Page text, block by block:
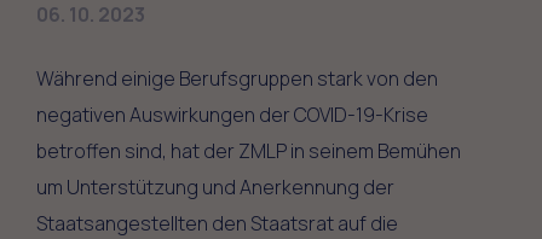
06. 10. 2023
Während einige Berufsgruppen stark von den
negativen Auswirkungen der COVID-19-Krise
betroffen sind, hat der ZMLP in seinem Bemühen
um Unterstützung und Anerkennung der
Staatsangestellten den Staatsrat auf die